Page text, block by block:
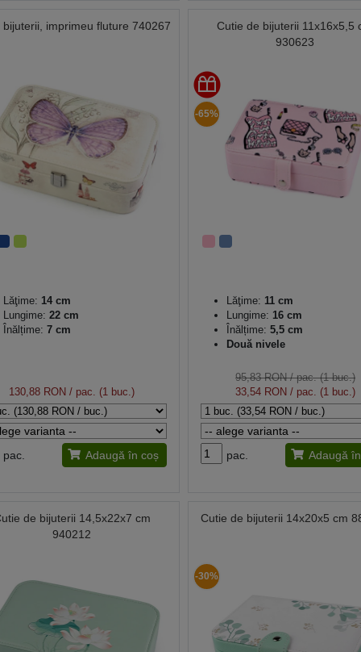
bijuterii, imprimeu fluture 740267
Lăţime: 14 cm
Lungime: 22 cm
Înălțime: 7 cm
130,88 RON / pac. (1 buc.)
pac. Adaugă în coș
Cutie de bijuterii 11x16x5,5
930623
-65%
Lăţime: 11 cm
Lungime: 16 cm
Înălțime: 5,5 cm
Două nivele
95,83 RON/ pac. (1 buc.)
33,54 RON / pac. (1 buc.)
pac. Adaugă
de bijuterii 14,5x22x7 cm
940212
Cutie de bijuterii 14x20x5 cm
-30%